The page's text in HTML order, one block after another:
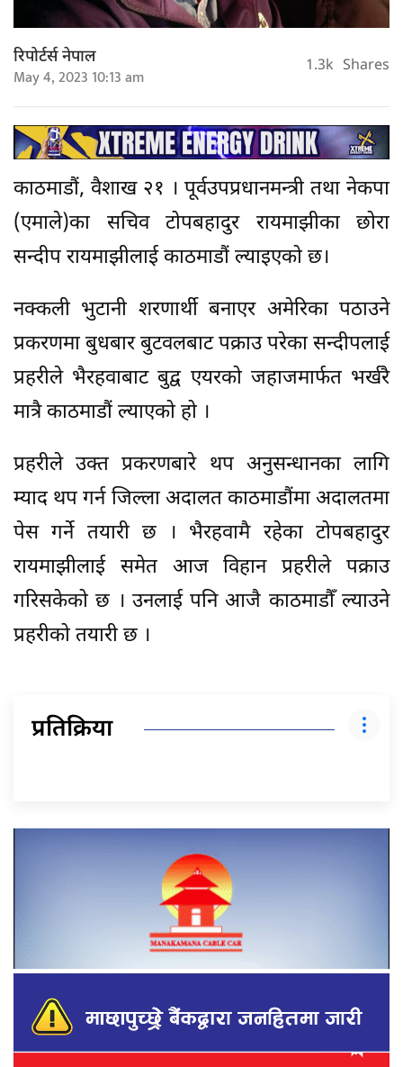
रिपोर्टर्स नेपाल
May 4, 2023 10:13 am 1.3k Shares
काठमाडौं, वैशाख २१ । पूर्वउपप्रधानमन्त्री तथा नेकपा
(एमाले)का सचिव टोपबहादुर रायमाझीका छोरा
सन्दीप रायमाझीलाई काठमाडौं ल्याइएको छ।
नक्कली भुटानी शरणार्थी बनाएर अमेरिका पठाउने
प्रकरणमा बुधबार बुटवलबाट पक्राउ परेका सन्दीपलाई
प्रहरीले भैरहवाबाट बुद्व एयरको जहाजमार्फत भर्खरै
मात्रै काठमाडौं ल्याएको हो ।
प्रहरीले उक्त प्रकरणबारे थप अनुसन्धानका लागि
म्याद थप गर्न जिल्ला अदालत काठमाडौंमा अदालतमा
पेस गर्ने तयारी छ । भैरहवामै रहेका टोपबहादुर
रायमाझीलाई समेत आज विहान प्रहरीले पक्राउ
गरिसकेको छ । उनलाई पनि आजै काठमाडौँ ल्याउने
प्रहरीको तयारी छ ।
प्रतिक्रिया